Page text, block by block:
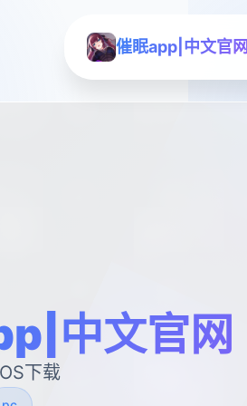
催眠app|中文官网
中文官网
下载